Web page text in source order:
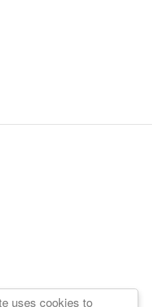
uses cookies to